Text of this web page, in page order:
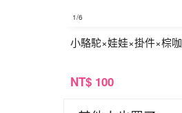
1/6
小駱駝×娃娃×掛件×棕咖
NT$ 100